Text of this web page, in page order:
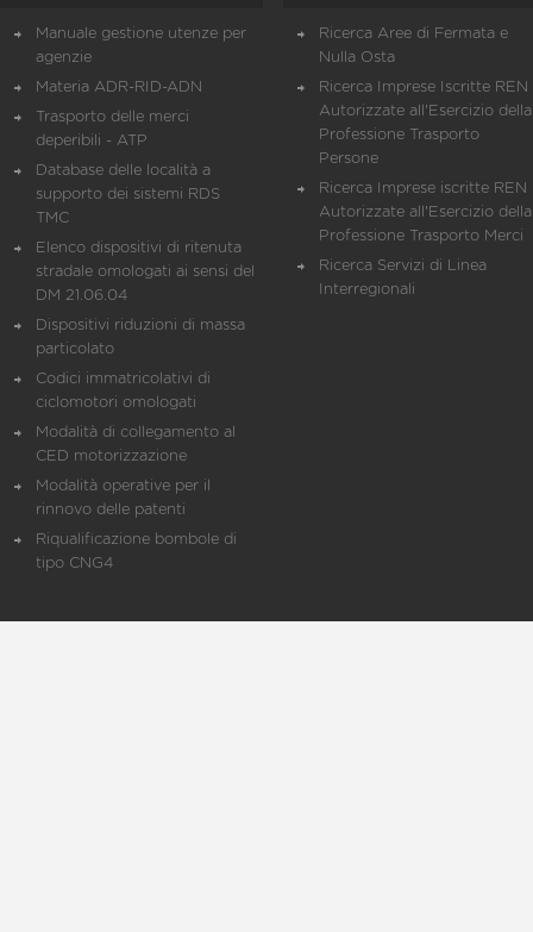
Manuale gestione utenze per
agenzie
Materia ADR-RID-ADN
Trasporto delle merci
deperibili - ATP
Database delle località a
supporto dei sistemi RDS
TMC
Elenco dispositivi di ritenuta
stradale omologati ai sensi del
DM 21.06.04
Dispositivi riduzioni di massa
particolato
Codici immatricolativi di
ciclomotori omologati
Modalità di collegamento al
CED motorizzazione
Modalità operative per il
rinnovo delle patenti
Riqualificazione bombole di
tipo CNG4
Ricerca Aree di Fermata e
Nulla Osta
Ricerca Imprese Iscritte REN
Autorizzate all'Esercizio della
Professione Trasporto
Persone
Ricerca Imprese iscritte REN
Autorizzate all'Esercizio della
Professione Trasporto Merci
Ricerca Servizi di Linea
Interregionali